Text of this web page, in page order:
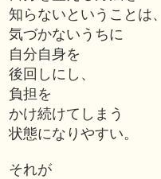
知らないということは、
気づかないうちに
自分自身を
後回しにし、
負担を
かけ続けてしまう
状態になりやすい。
それが